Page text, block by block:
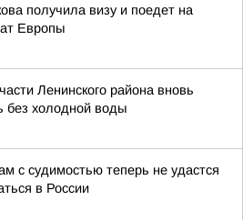
получила визу и поедет на
Европы
Ленинского района вновь
без холодной воды
с судимостью теперь не удастся
в России